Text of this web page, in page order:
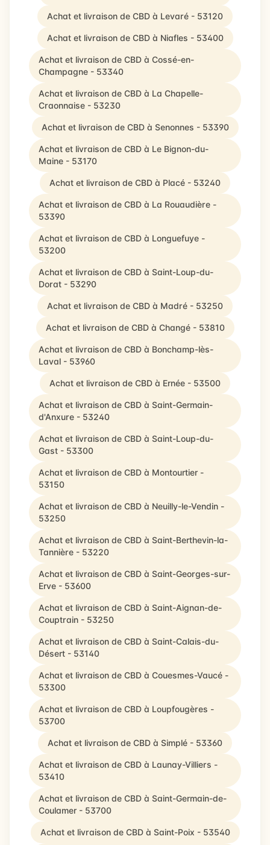
Achat et livraison de CBD à Levaré - 53120
Achat et livraison de CBD à Niafles - 53400
Achat et livraison de CBD à Cossé-en-
Champagne - 53340
Achat et livraison de CBD à La Chapelle-
Craonnaise - 53230
Achat et livraison de CBD à Senonnes - 53390
Achat et livraison de CBD à Le Bignon-du-
Maine - 53170
Achat et livraison de CBD à Placé - 53240
Achat et livraison de CBD à La Rouaudière -
53390
Achat et livraison de CBD à Longuefuye -
53200
Achat et livraison de CBD à Saint-Loup-du-
Dorat - 53290
Achat et livraison de CBD à Madré - 53250
Achat et livraison de CBD à Changé - 53810
Achat et livraison de CBD à Bonchamp-lès-
Laval - 53960
Achat et livraison de CBD à Ernée - 53500
Achat et livraison de CBD à Saint-Germain-
d'Anxure - 53240
Achat et livraison de CBD à Saint-Loup-du-
Gast - 53300
Achat et livraison de CBD à Montourtier -
53150
Achat et livraison de CBD à Neuilly-le-Vendin -
53250
Achat et livraison de CBD à Saint-Berthevin-la-
Tannière - 53220
Achat et livraison de CBD à Saint-Georges-sur-
Erve - 53600
Achat et livraison de CBD à Saint-Aignan-de-
Couptrain - 53250
Achat et livraison de CBD à Saint-Calais-du-
Désert - 53140
Achat et livraison de CBD à Couesmes-Vaucé -
53300
Achat et livraison de CBD à Loupfougères -
53700
Achat et livraison de CBD à Simplé - 53360
Achat et livraison de CBD à Launay-Villiers -
53410
Achat et livraison de CBD à Saint-Germain-de-
Coulamer - 53700
Achat et livraison de CBD à Saint-Poix - 53540